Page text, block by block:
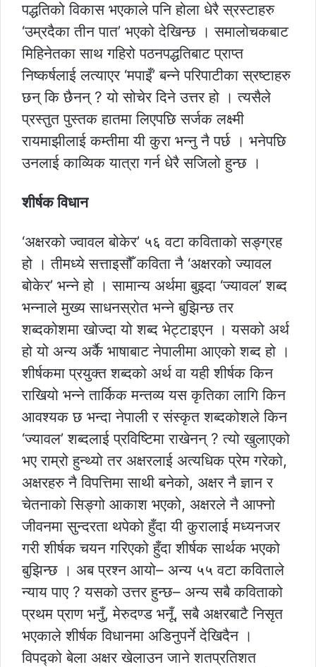
पद्धतिको विकास भएकाले पनि होला धेरै स्रस्टाहरु
‘उम्रदैका तीन पात’ भएको देखिन्छ । समालोचकबाट
मिहिनेतका साथ गहिरो पठनपद्धतिबाट प्राप्त
निष्कर्षलाई लत्याएर ‘मपाइँ’ बन्ने परिपाटीका स्रष्टाहरु
छन् कि छैनन् ? यो सोचेर दिने उत्तर हो । त्यसैले
प्रस्तुत पुस्तक हातमा लिएपछि सर्जक लक्ष्मी
रायमाझीलाई कम्तीमा यी कुरा भन्नु नै पर्छ । भनेपछि
उनलाई काव्यिक यात्रा गर्न धेरै सजिलो हुन्छ ।
शीर्षक विधान
‘अक्षरको ज्वावल बोकेर’ ५६ वटा कविताको सङ्ग्रह
हो । तीमध्ये सत्ताइसौँ कविता नै ‘अक्षरको ज्यावल
बोकेर’ भन्ने हो । सामान्य अर्थमा बुझ्दा ‘ज्यावल’ शब्द
भन्नाले मुख्य साधनस्रोत भन्ने बुझिन्छ तर
शब्दकोशमा खोज्दा यो शब्द भेट्टाइएन । यसको अर्थ
हो यो अन्य अर्कै भाषाबाट नेपालीमा आएको शब्द हो ।
शीर्षकमा प्रयुक्त शब्दको अर्थ वा यही शीर्षक किन
राखियो भन्ने तार्किक मन्तव्य यस कृतिका लागि किन
आवश्यक छ भन्दा नेपाली र संस्कृत शब्दकोशले किन
‘ज्यावल’ शब्दलाई प्रविष्टिमा राखेनन् ? त्यो खुलाएको
भए राम्रो हुन्थ्यो तर अक्षरलाई अत्यधिक प्रेम गरेको,
अक्षरहरु नै विपत्तिमा साथी बनेको, अक्षर नै ज्ञान र
चेतनाको सिङ्गो आकाश भएको, अक्षरले नै आफ्नो
जीवनमा सुन्दरता थपेको हुँदा यी कुरालाई मध्यनजर
गरी शीर्षक चयन गरिएको हुँदा शीर्षक सार्थक भएको
बुझिन्छ । अब प्रश्न आयो– अन्य ५५ वटा कविताले
न्याय पाए ? यसको उत्तर हुन्छ– अन्य सबै कविताको
प्रथम प्राण भनुँ, मेरुदण्ड भनूँ, सबै अक्षरबाटै निसृत
भएकाले शीर्षक विधानमा अडिनुपर्ने देखिदैन ।
विपद्को बेला अक्षर खेलाउन जाने शतप्रतिशत